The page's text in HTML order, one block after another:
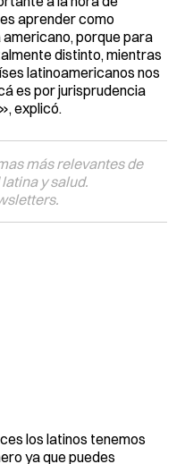
aprender como
porque para
distinto, mientras
latinoamericanos nos
es por jurisprudencia
explicó.
más relevantes de
y salud.
los latinos tenemos
ya que puedes